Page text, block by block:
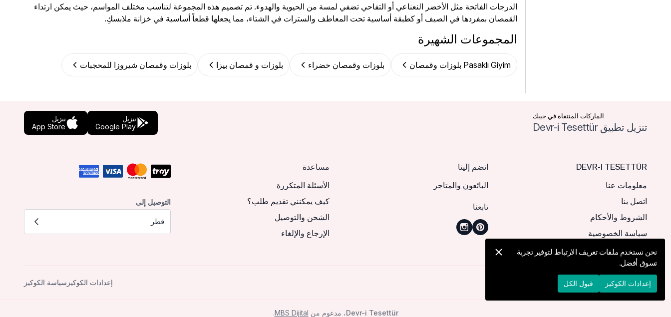
الدرجات الفاتحة مثل الأخضر النعناعي أو التفاحي تضفي لمسة من الحيوية والهدوء. تم تصميم هذه المجموعة لتناسب مختلف المواسم، حيث يمكن ارتداء
القمصان بمفردها في الصيف أو كطبقة أساسية تحت المعاطف والسترات في الشتاء، مما يجعلها قطعاً أساسية في خزانة ملابسكِ.
المجموعات الشهيرة
Pasaklı Giyim بلوزات وقمصان بلوزات وقمصان خضراء بلوزات و قمصان بيزا بلوزات وقمصان شيروزا للمحجبات
الماركات المنتقاة في جيبك
تنزيل تطبيق Devr-i Tesettür
تنزيل
Google Play
تنزيل
App Store
DEVR-I TESETTÜR
معلومات عنا
اتصل بنا
الشروط والأحكام
سياسة الخصوصية
انضم إلينا
البائعون والمتاجر
تابعنا
مساعدة
الأسئلة المتكررة
كيف يمكنني تقديم طلب؟
الشحن والتوصيل
الإرجاع والإلغاء
التوصيل إلى
قطر
© 2026 Devr-i Tesettür - إعدادات الكوكيز سياسة الكوكيز
Devr-i Tesettür، مدعوم من MBS Dijital
.
نحن نستخدم ملفات تعريف الارتباط لتوفير تجربة
تسوق أفضل.
إعدادات الكوكيز قبول الكل